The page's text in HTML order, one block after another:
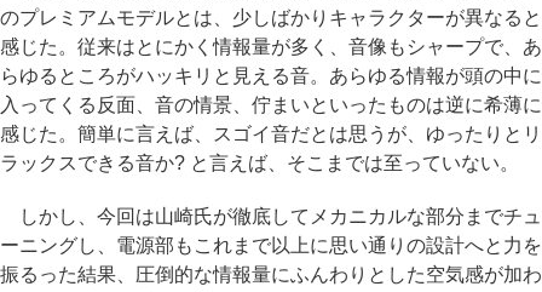
のプレミアムモデルとは、少しばかりキャラクターが異なると
感じた。従来はとにかく情報量が多く、音像もシャープで、あ
らゆるところがハッキリと見える音。あらゆる情報が頭の中に
入ってくる反面、音の情景、佇まいといったものは逆に希薄に
感じた。簡単に言えば、スゴイ音だとは思うが、ゆったりとリ
ラックスできる音か? と言えば、そこまでは至っていない。
しかし、今回は山崎氏が徹底してメカニカルな部分までチュ
ーニングし、電源部もこれまで以上に思い通りの設計へと力を
振るった結果、圧倒的な情報量にふんわりとした空気感が加わ